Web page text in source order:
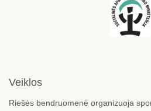
Veiklos
Riešės bendruomenė organizuoja